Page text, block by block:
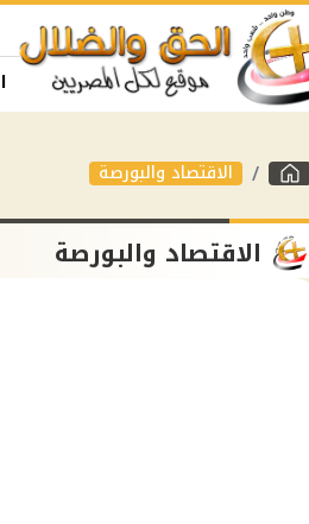
الاقتصاد والبورصة
الاقتصاد والبورصة